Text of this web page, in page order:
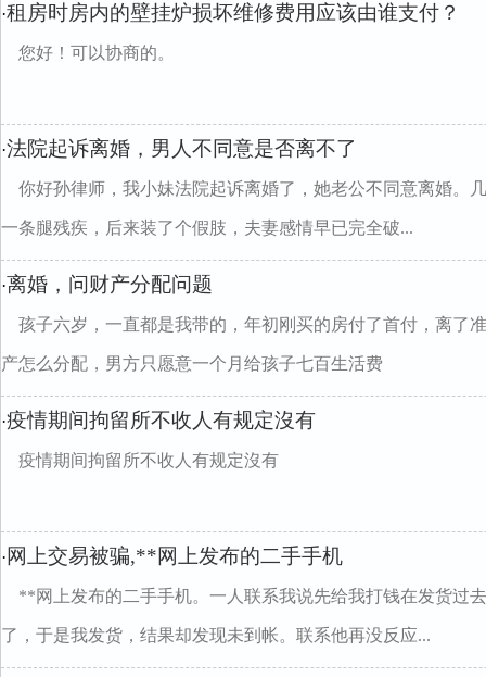
·租房时房内的壁挂炉损坏维修费用应该由谁支付？
您好！可以协商的。
·法院起诉离婚，男人不同意是否离不了
你好孙律师，我小妹法院起诉离婚了，她老公不同意离婚。
一条腿残疾，后来装了个假肢，夫妻感情早已完全破...
·离婚，问财产分配问题
孩子六岁，一直都是我带的，年初刚买的房付了首付，离了
产怎么分配，男方只愿意一个月给孩子七百生活费
·疫情期间拘留所不收人有规定沒有
疫情期间拘留所不收人有规定沒有
· 网上交易被骗,**网上发布的二手手机
**网上发布的二手手机。一人联系我说先给我打钱在发货过
了，于是我发货，结果却发现未到帐。联系他再没反应...